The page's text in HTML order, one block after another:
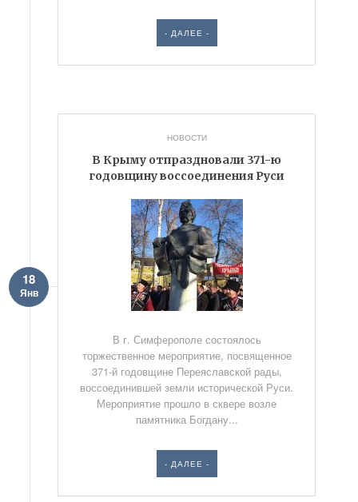
- ДАЛЕЕ -
НОВОСТИ
В Крыму отпраздновали 371-ю
годовщину воссоединения Руси
18
Янв
В г. Симферополе состоялось
торжественное мероприятие, посвященное
371-й годовщине Переяславской рады,
воссоединившей земли исторической Руси.
Мероприятие прошло в сквере возле
памятника Богдану...
- ДАЛЕЕ -